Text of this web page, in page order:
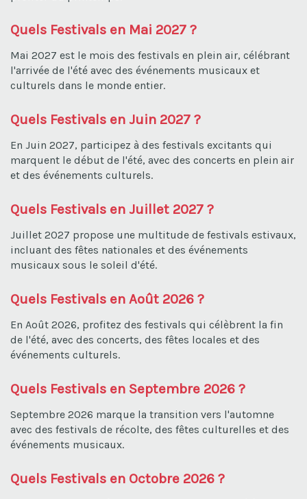
Quels Festivals en Mai 2027 ?
Mai 2027 est le mois des festivals en plein air, célébrant
l'arrivée de l'été avec des événements musicaux et
culturels dans le monde entier.
Quels Festivals en Juin 2027 ?
En Juin 2027, participez à des festivals excitants qui
marquent le début de l'été, avec des concerts en plein air
et des événements culturels.
Quels Festivals en Juillet 2027 ?
Juillet 2027 propose une multitude de festivals estivaux,
incluant des fêtes nationales et des événements
musicaux sous le soleil d'été.
Quels Festivals en Août 2026 ?
En Août 2026, profitez des festivals qui célèbrent la fin
de l'été, avec des concerts, des fêtes locales et des
événements culturels.
Quels Festivals en Septembre 2026 ?
Septembre 2026 marque la transition vers l'automne
avec des festivals de récolte, des fêtes culturelles et des
événements musicaux.
Quels Festivals en Octobre 2026 ?